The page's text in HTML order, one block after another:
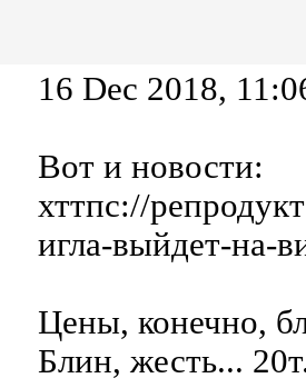
16 Dec 2018,
Вот и новости:
хттпс://
игла-выйдет-на-
Цены, конечно,
Блин, жесть...